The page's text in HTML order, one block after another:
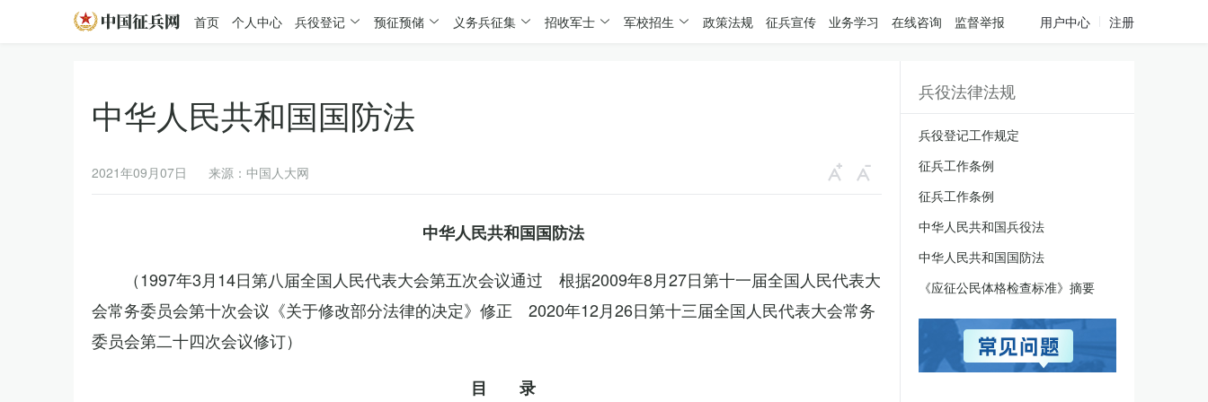
首页 个人中心 兵役登记 预征预储 义务兵征集 招收军士 军校招生 政策法规 征兵宣传 业务学习 在线咨询 监督举报 用户中心 注册
中华人民共和国国防法
2021年09月07日 来源：中国人大网
中华人民共和国国防法
（1997年3月14日第八届全国人民代表大会第五次会议通过 根据2009年8月27日第十一届全国人民代表大
会常务委员会第十次会议《关于修改部分法律的决定》修正 2020年12月26日第十三届全国人民代表大会常务
委员会第二十四次会议修订）
目 录
兵役法律法规
兵役登记工作规定
征兵工作条例
征兵工作条例
中华人民共和国兵役法
中华人民共和国国防法
《应征公民体格检查标准》摘要